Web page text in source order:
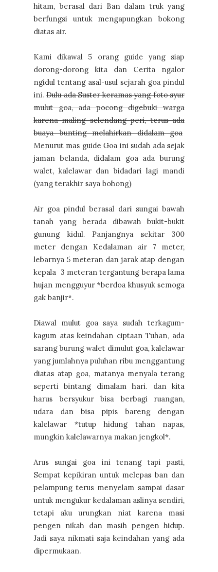
hitam, berasal dari Ban dalam truk yang
berfungsi untuk mengapungkan bokong
diatas air.
Kami dikawal 5 orang guide yang siap
dorong-dorong kita dan Cerita ngalor
ngidul tentang asal-usul sejarah goa pindul
ini.Dulu ada Suster keramas yang foto syur
mulut goa, ada pocong digebuki warga
karena maling selendang peri, terus ada
buaya bunting melahirkan didalam goa
Menurut mas guide Goa ini sudah ada sejak
jaman belanda, didalam goa ada burung
walet, kalelawar dan bidadari lagi mandi
(yang terakhir saya bohong)
Air goa pindul berasal dari sungai bawah
tanah yang berada dibawah bukit-bukit
gunung kidul. Panjangnya sekitar 300
meter dengan Kedalaman air 7 meter,
lebarnya 5 meteran dan jarak atap dengan
kepala 3 meteran tergantung berapa lama
hujan mengguyur *berdoa khusyuk semoga
gak banjir*.
Diawal mulut goa saya sudah terkagum-
kagum atas keindahan ciptaan Tuhan, ada
sarang burung walet dimulut goa, kalelawar
yang jumlahnya puluhan ribu menggantung
diatas atap goa, matanya menyala terang
seperti bintang dimalam hari. dan kita
harus bersyukur bisa berbagi ruangan,
udara dan bisa pipis bareng dengan
kalelawar *tutup hidung tahan napas,
mungkin kalelawarnya makan jengkol*.
Arus sungai goa ini tenang tapi pasti,
Sempat kepikiran untuk melepas ban dan
pelampung terus menyelam sampai dasar
untuk mengukur kedalaman aslinya sendiri,
tetapi aku urungkan niat karena masi
pengen nikah dan masih pengen hidup.
Jadi saya nikmati saja keindahan yang ada
dipermukaan.